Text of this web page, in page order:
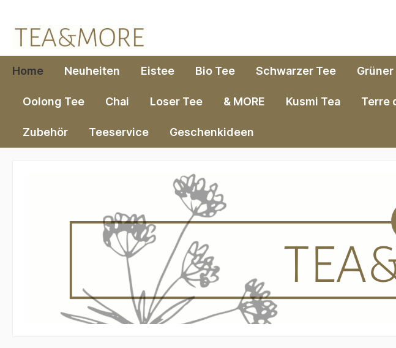
Home Neuheiten Eistee Bio Tee Schwarzer Tee Grüner
Oolong Tee Chai Loser Tee & MORE Kusmi Tea Terre
Zubehör Teeservice Geschenkideen